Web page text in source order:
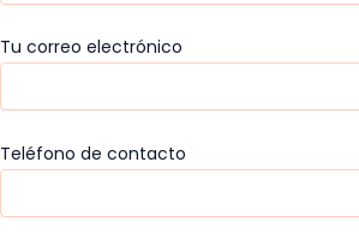
Tu correo electrónico
Teléfono de contacto